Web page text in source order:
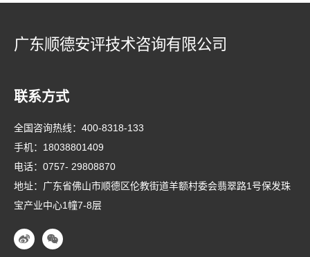
广东顺德安评技术咨询有限公司
联系方式
全国咨询热线： 400-8318-133
手机： 18038801409
电话： 0757- 29808870
地址：广东省佛山市顺德区伦教街道羊额村委会翡翠路1号保发珠
宝产业中心1幢7-8层